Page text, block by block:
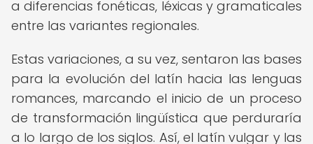
a diferencias fonéticas, léxicas y gramaticales
entre las variantes regionales.
Estas variaciones, a su vez, sentaron las bases
para la evolución del latín hacia las lenguas
romances, marcando el inicio de un proceso
de transformación lingüística que perduraría
a lo largo de los siglos. Así, el latín vulgar y las